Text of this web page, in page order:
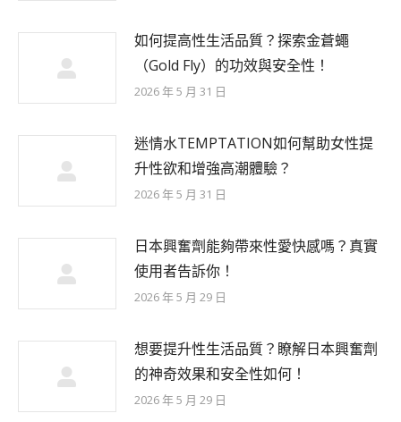
如何提高性生活品質？探索金蒼蠅
（Gold Fly）的功效與安全性！
2026 年 5 月 31 日
迷情水TEMPTATION如何幫助女性提
升性欲和增強高潮體驗？
2026 年 5 月 31 日
日本興奮劑能夠帶來性愛快感嗎？真實
使用者告訴你！
2026 年 5 月 29 日
想要提升性生活品質？瞭解日本興奮劑
的神奇效果和安全性如何！
2026 年 5 月 29 日